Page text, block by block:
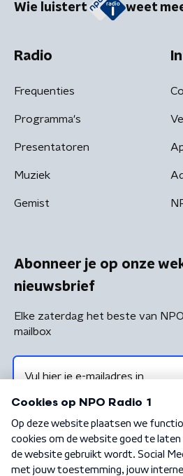
Wie luistert weet
Radio
Frequenties
Programma's
Presentatoren
Muziek
Gemist
Abonneer je op onze
nieuwsbrief
Elke zaterdag het beste van
mailbox
Algemene voorwaarden